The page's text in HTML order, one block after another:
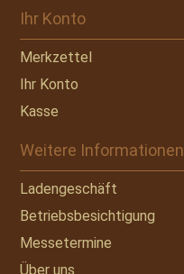
Ihr Konto
Merkzettel
Ihr Konto
Kasse
Weitere Informationen
Ladengeschäft
Betriebsbesichtigung
Messetermine
Über uns